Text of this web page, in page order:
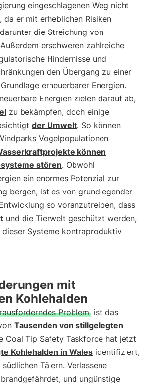
eingeschlagenen Weg nicht
da er mit erheblichen Risiken
die Streichung von
erschweren zahlreiche
Hindernisse und
den Übergang zu einer
erneuerbarer Energien.
Energien zielen darauf ab,
zu bekämpfen, doch einige
der Umwelt. So können
Vogelpopulationen
können
stören. Obwohl
ein enormes Potenzial zur
bergen, ist es von grundlegender
so voranzutreiben, dass
und die Tierwelt geschützt werden,
dieser Systeme kontraproduktiv
mit
Kohlehalden
Problem ist das
Tausenden von stillgelegten
Coal Tip Safety Taskforce hat jetzt
Kohlehalden in Wales identifiziert,
Tälern. Verlassene
und ungünstige